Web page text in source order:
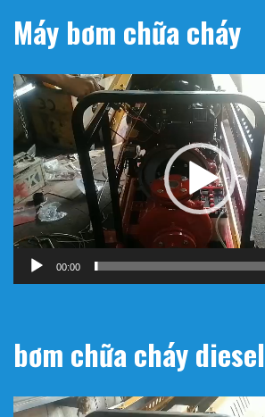
Máy bơm chữa cháy
Trình
chơi
Video
00:00
bơm chữa cháy diesel
Trình